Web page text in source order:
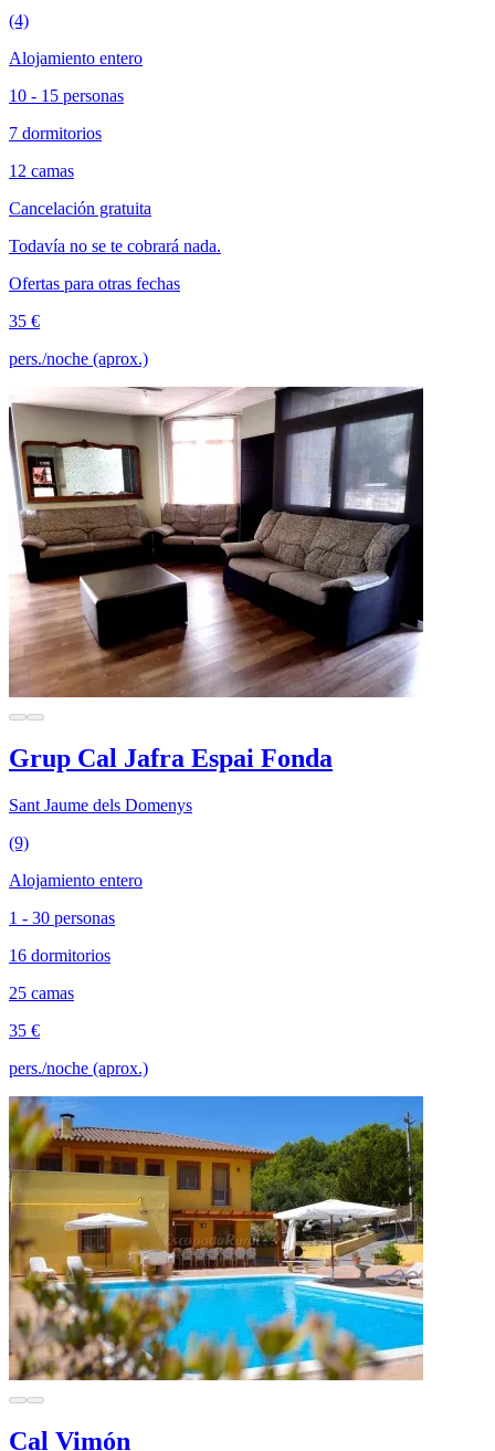
(4)
Alojamiento entero
10 - 15 personas
7 dormitorios
12 camas
Cancelación gratuita
Todavía no se te cobrará nada.
Ofertas para otras fechas
35 €
pers./noche (aprox.)
Grup Cal Jafra Espai Fonda
Sant Jaume dels Domenys
(9)
Alojamiento entero
1 - 30 personas
16 dormitorios
25 camas
35 €
pers./noche (aprox.)
Cal Vimón